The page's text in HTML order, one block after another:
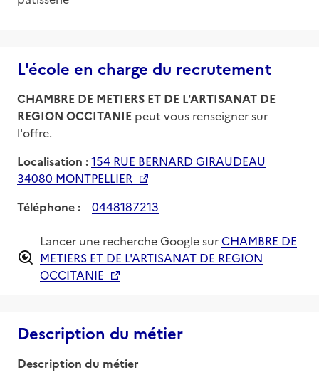
L'école en charge du recrutement
CHAMBRE DE METIERS ET DE L'ARTISANAT DE
REGION OCCITANIE peut vous renseigner sur
l'offre.
Localisation :154 RUE BERNARD GIRAUDEAU
34080 MONTPELLIER
Téléphone :
0448187213
Lancer une recherche Google surCHAMBRE DE
METIERS ET DE L'ARTISANAT DE REGION
OCCITANIE
Description du métier
Description du métier